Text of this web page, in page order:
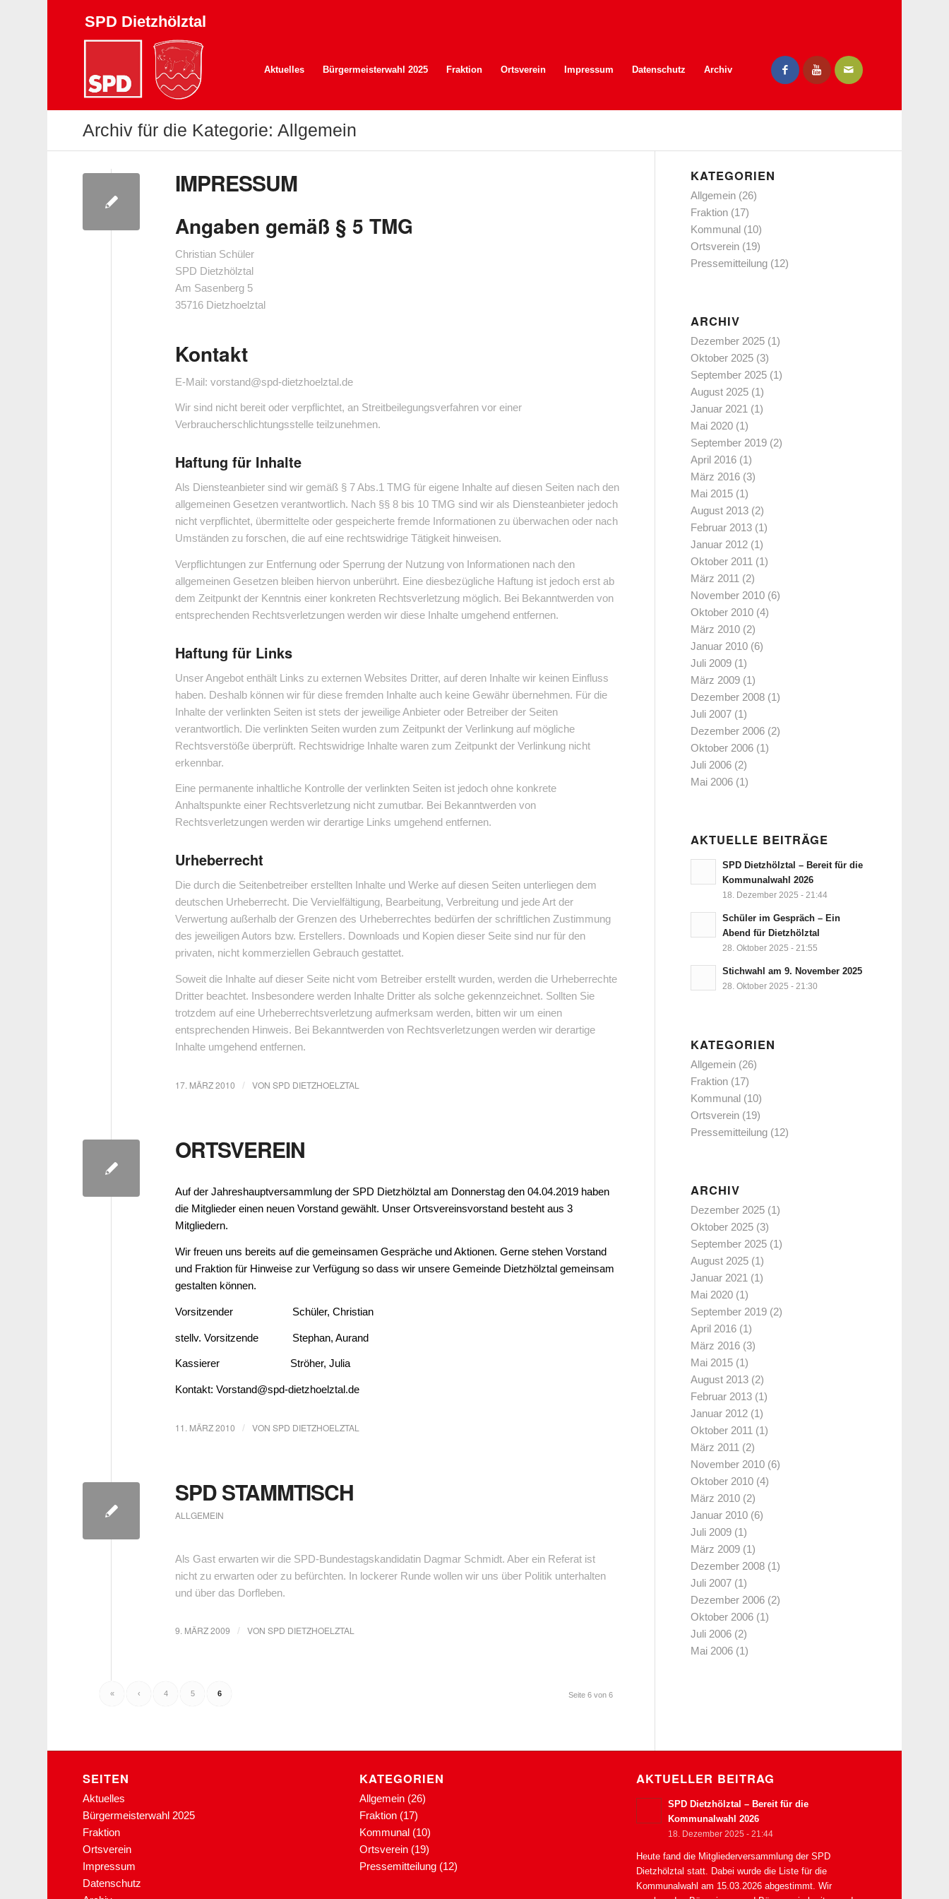
SPD Dietzhölztal
Aktuelles Bürgermeisterwahl 2025 Fraktion Ortsverein Impressum Datenschutz Archiv
Archiv für die Kategorie: Allgemein
IMPRESSUM
Angaben gemäß § 5 TMG
Christian Schüler
SPD Dietzhölztal
Am Sasenberg 5
35716 Dietzhoelztal
Kontakt
E-Mail: vorstand@spd-dietzhoelztal.de
Wir sind nicht bereit oder verpflichtet, an Streitbeilegungsverfahren vor einer
Verbraucherschlichtungsstelle teilzunehmen.
Haftung für Inhalte
Als Diensteanbieter sind wir gemäß § 7 Abs.1 TMG für eigene Inhalte auf diesen Seiten nach den
allgemeinen Gesetzen verantwortlich. Nach §§ 8 bis 10 TMG sind wir als Diensteanbieter jedoch
nicht verpflichtet, übermittelte oder gespeicherte fremde Informationen zu überwachen oder nach
Umständen zu forschen, die auf eine rechtswidrige Tätigkeit hinweisen.
Verpflichtungen zur Entfernung oder Sperrung der Nutzung von Informationen nach den
allgemeinen Gesetzen bleiben hiervon unberührt. Eine diesbezügliche Haftung ist jedoch erst ab
dem Zeitpunkt der Kenntnis einer konkreten Rechtsverletzung möglich. Bei Bekanntwerden von
entsprechenden Rechtsverletzungen werden wir diese Inhalte umgehend entfernen.
Haftung für Links
Unser Angebot enthält Links zu externen Websites Dritter, auf deren Inhalte wir keinen Einfluss
haben. Deshalb können wir für diese fremden Inhalte auch keine Gewähr übernehmen. Für die
Inhalte der verlinkten Seiten ist stets der jeweilige Anbieter oder Betreiber der Seiten
verantwortlich. Die verlinkten Seiten wurden zum Zeitpunkt der Verlinkung auf mögliche
Rechtsverstöße überprüft. Rechtswidrige Inhalte waren zum Zeitpunkt der Verlinkung nicht
erkennbar.
Eine permanente inhaltliche Kontrolle der verlinkten Seiten ist jedoch ohne konkrete
Anhaltspunkte einer Rechtsverletzung nicht zumutbar. Bei Bekanntwerden von
Rechtsverletzungen werden wir derartige Links umgehend entfernen.
Urheberrecht
Die durch die Seitenbetreiber erstellten Inhalte und Werke auf diesen Seiten unterliegen dem
deutschen Urheberrecht. Die Vervielfältigung, Bearbeitung, Verbreitung und jede Art der
Verwertung außerhalb der Grenzen des Urheberrechtes bedürfen der schriftlichen Zustimmung
des jeweiligen Autors bzw. Erstellers. Downloads und Kopien dieser Seite sind nur für den
privaten, nicht kommerziellen Gebrauch gestattet.
Soweit die Inhalte auf dieser Seite nicht vom Betreiber erstellt wurden, werden die Urheberrechte
Dritter beachtet. Insbesondere werden Inhalte Dritter als solche gekennzeichnet. Sollten Sie
trotzdem auf eine Urheberrechtsverletzung aufmerksam werden, bitten wir um einen
entsprechenden Hinweis. Bei Bekanntwerden von Rechtsverletzungen werden wir derartige
Inhalte umgehend entfernen.
17. MÄRZ 2010 / VONSPD DIETZHOELZTAL
ORTSVEREIN
Auf der Jahreshauptversammlung der SPD Dietzhölztal am Donnerstag den 04.04.2019 haben
die Mitglieder einen neuen Vorstand gewählt. Unser Ortsvereinsvorstand besteht aus 3
Mitgliedern.
Wir freuen uns bereits auf die gemeinsamen Gespräche und Aktionen. Gerne stehen Vorstand
und Fraktion für Hinweise zur Verfügung so dass wir unsere Gemeinde Dietzhölztal gemeinsam
gestalten können.
Vorsitzender Schüler, Christian
stellv. Vorsitzende Stephan, Aurand
Kassierer Ströher, Julia
Kontakt: Vorstand@spd-dietzhoelztal.de
11. MÄRZ 2010 / VONSPD DIETZHOELZTAL
SPD STAMMTISCH
ALLGEMEIN
Als Gast erwarten wir die SPD-Bundestagskandidatin Dagmar Schmidt. Aber ein Referat ist
nicht zu erwarten oder zu befürchten. In lockerer Runde wollen wir uns über Politik unterhalten
und über das Dorfleben.
9. MÄRZ 2009 / VONSPD DIETZHOELZTAL
Seite 6 von 6
« ‹ 4 5 6
KATEGORIEN
Allgemein (26)
Fraktion (17)
Kommunal (10)
Ortsverein (19)
Pressemitteilung (12)
ARCHIV
Dezember 2025 (1)
Oktober 2025 (3)
September 2025 (1)
August 2025 (1)
Januar 2021 (1)
Mai 2020 (1)
September 2019 (2)
April 2016 (1)
März 2016 (3)
Mai 2015 (1)
August 2013 (2)
Februar 2013 (1)
Januar 2012 (1)
Oktober 2011 (1)
März 2011 (2)
November 2010 (6)
Oktober 2010 (4)
März 2010 (2)
Januar 2010 (6)
Juli 2009 (1)
März 2009 (1)
Dezember 2008 (1)
Juli 2007 (1)
Dezember 2006 (2)
Oktober 2006 (1)
Juli 2006 (2)
Mai 2006 (1)
AKTUELLE BEITRÄGE
SPD Dietzhölztal – Bereit für die
Kommunalwahl 2026
18. Dezember 2025 - 21:44
Schüler im Gespräch – Ein
Abend für Dietzhölztal
28. Oktober 2025 - 21:55
Stichwahl am 9. November 2025
28. Oktober 2025 - 21:30
KATEGORIEN
Allgemein (26)
Fraktion (17)
Kommunal (10)
Ortsverein (19)
Pressemitteilung (12)
ARCHIV
Dezember 2025 (1)
Oktober 2025 (3)
September 2025 (1)
August 2025 (1)
Januar 2021 (1)
Mai 2020 (1)
September 2019 (2)
April 2016 (1)
März 2016 (3)
Mai 2015 (1)
August 2013 (2)
Februar 2013 (1)
Januar 2012 (1)
Oktober 2011 (1)
März 2011 (2)
November 2010 (6)
Oktober 2010 (4)
März 2010 (2)
Januar 2010 (6)
Juli 2009 (1)
März 2009 (1)
Dezember 2008 (1)
Juli 2007 (1)
Dezember 2006 (2)
Oktober 2006 (1)
Juli 2006 (2)
Mai 2006 (1)
SEITEN
Aktuelles
Bürgermeisterwahl 2025
Fraktion
Ortsverein
Impressum
Datenschutz
KATEGORIEN
Allgemein (26)
Fraktion (17)
Kommunal (10)
Ortsverein (19)
Pressemitteilung (12)
AKTUELLER BEITRAG
SPD Dietzhölztal – Bereit für die
Kommunalwahl 2026
18. Dezember 2025 - 21:44
Heute fand die Mitgliederversammlung der SPD
Dietzhölztal statt. Dabei wurde die Liste für die
Kommunalwahl am 15.03.2026 abgestimmt. Wir